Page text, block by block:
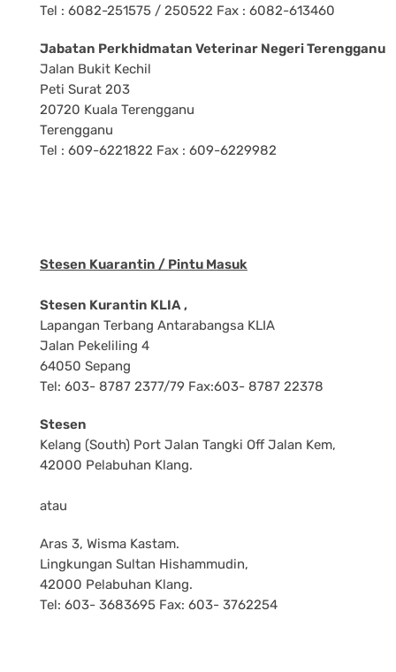
Tel : 6082-251575 / 250522 Fax : 6082-613460
Jabatan Perkhidmatan Veterinar Negeri Terengganu
Jalan Bukit Kechil
Peti Surat 203
20720 Kuala Terengganu
Terengganu
Tel : 609-6221822 Fax : 609-6229982
Stesen Kuarantin / Pintu Masuk
Stesen Kurantin KLIA ,
Lapangan Terbang Antarabangsa KLIA
Jalan Pekeliling 4
64050 Sepang
Tel: 603- 8787 2377/79 Fax:603- 8787 22378
Stesen
Kelang (South) Port Jalan Tangki Off Jalan Kem,
42000 Pelabuhan Klang.
atau
Aras 3, Wisma Kastam.
Lingkungan Sultan Hishammudin,
42000 Pelabuhan Klang.
Tel: 603- 3683695 Fax: 603- 3762254